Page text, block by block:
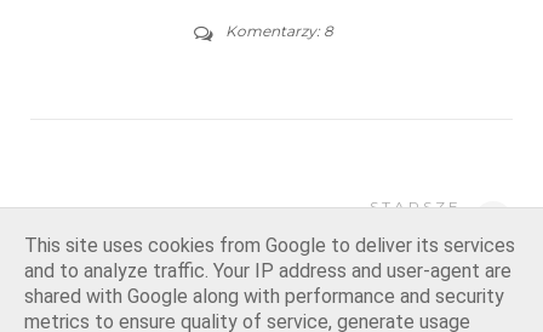
Komentarzy: 8
STARSZE
WPISY
This site uses cookies from Google to deliver its services
and to analyze traffic. Your IP address and user-agent are
shared with Google along with performance and security
metrics to ensure quality of service, generate usage